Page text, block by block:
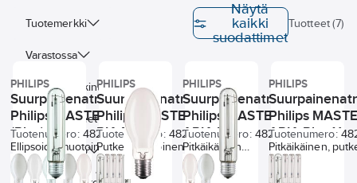
Tuotemerkki
Varastossa
Energiamerkintä
Uudet tuotteet
Lampputeho
Näytä
kaikki
suodattimet
Tuotteet (7)
PHILIPS
Suurpainenatriumlamppu
Philips MASTER SON PIA
(Plus)
Tuotenumero: 4820042
Ellipsoidinmuotoinen
suurpainenatriumlamppu
PLUS = suurempi valontuotto ja
+5
PHILIPS
Suurpainenatriumlamppu
Philips MASTER SON-T
PIA Plus
Tuotenumero: 4825502
Putkenmuotoinen
suurpainenatriumlamppu.
+2
PHILIPS
Suurpainenatriumlamppu
Philips MASTER SON
APIA Plus
Tuotenumero: 4820037
Pitkäikäinen
suurpainenatriumlamppu.
PHILIPS
Philips
APIA Plus
Tuotenumero:
Pitkäikäinen,